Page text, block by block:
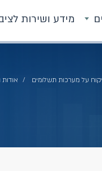
מידע ושירות
על מערכות תשלומים